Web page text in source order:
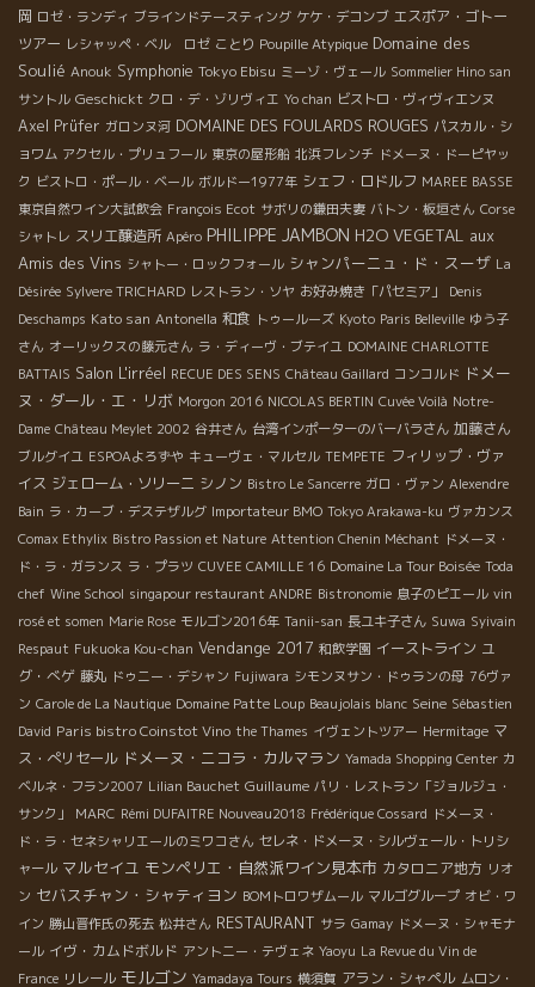
岡 ロゼ・ランディ ブラインドテースティング ケケ・デコンブ エスポア・ゴトー
ツアー レシャッペ・ベル ロゼ ことり Poupille Atypique Domaine des
Soulié Anouk Symphonie Tokyo Ebisu ミーゾ・ヴェール Sommelier Hino san
サントル Geschickt クロ・デ・ゾリヴィエ Yo chan ビストロ・ヴィヴィエンヌ
Axel Prüfer ガロンヌ河 DOMAINE DES FOULARDS ROUGES パスカル・シ
ョワム アクセル・プリュフール 東京の屋形船 北浜フレンチ ドメーヌ・ドーピヤッ
ク ビストロ・ポール・ベール ボルドー1977年 シェフ・ロドルフ MAREE BASSE
東京自然ワイン大試飲会 François Ecot サボリの鎌田夫妻 バトン・板垣さん Corse
シャトレ スリエ醸造所 Apéro PHILIPPE JAMBON H2O VEGETAL aux
Amis des Vins シャトー・ロックフォール シャンパーニュ・ド・スーザ La
Désirée Sylvere TRICHARD レストラン・ソヤ お好み焼き「パセミア」
Denis
Deschamps Kato san Antonella 和食 トゥールーズ Kyoto Paris Belleville ゆう子
さん オーリックスの藤元さん ラ・ディーヴ・ブテイユ DOMAINE CHARLOTTE
BATTAIS Salon L'irréel RECUE DES SENS Château Gaillard コンコルド ドメー
ヌ・ダール・エ・リボ Morgon 2016 NICOLAS BERTIN Cuvée Voilà Notre-
Dame Château Meylet 2002 谷井さん 台湾インポーターのバーバラさん 加藤さん
ブルグイユ ESPOAよろずや キューヴェ・マルセル TEMPETE フィリップ・ヴァ
イス ジェローム・ソリーニ シノン Bistro Le Sancerre ガロ・ヴァン Alexendre
Bain ラ・カーブ・デステザルグ Importateur BMO Tokyo Arakawa-ku ヴァカンス
Comax Ethylix Bistro Passion et Nature Attention Chenin Méchant ドメーヌ・
ド・ラ・ガランス ラ・プラツ CUVEE CAMILLE 16 Domaine La Tour Boisée Toda
chef Wine School singapour restaurant ANDRE Bistronomie 息子のピエール vin
rosé et somen Marie Rose モルゴン2016年 Tanii-san 長ユキ子さん Suwa Syivain
Respaut Fukuoka Kou-chan Vendange 2017 和飲学園 イーストライン ユ
グ・べゲ 藤丸 ドゥニー・デシャン Fujiwara シモンヌサン・ドゥランの母 76ヴァ
ン Carole de La Nautique Domaine Patte Loup Beaujolais blanc Seine Sébastien
David Paris bistro Coinstot Vino the Thames イヴェントツアー Hermitage マ
ス・ぺリセール ドメーヌ・ニコラ・カルマラン Yamada Shopping Center カ
ベルネ・フラン2007 Lilian Bauchet Guillaume パリ・レストラン「ジョルジュ・
サンク」
MARC Rémi DUFAITRE Nouveau2018 Frédérique Cossard ドメーヌ・
ド・ラ・セネシャリエールのミワコさん セレネ・ドメーヌ・シルヴェール・トリシ
ャール マルセイユ モンペリエ・自然派ワイン見本市 カタロニア地方 リオ
ン セバスチャン・シャティヨン BOMトロワザムール マルゴグループ オビ・ワ
イン 勝山晋作氏の死去 松井さん RESTAURANT サラ Gamay ドメーヌ・シャモナ
ール イヴ・カムドボルド アントニー・テヴェネ Yaoyu La Revue du Vin de
France リレール モルゴン Yamadaya Tours 横須賀 アラン・シャペル ムロン・